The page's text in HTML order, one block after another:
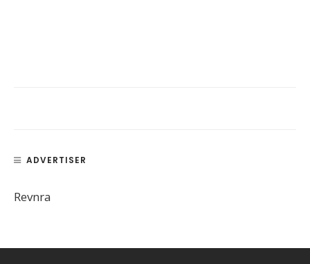
ADVERTISER
Revnra